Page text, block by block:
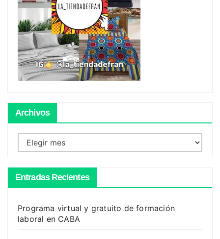
Archivos
Archivos
Entradas Recientes
Programa virtual y gratuito de formación
laboral en CABA